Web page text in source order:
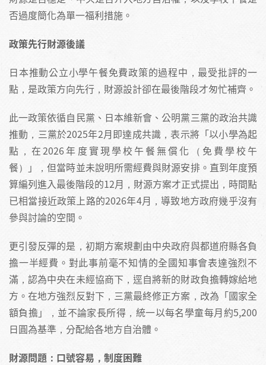
否過度簡化為單一福利措施。
政策先行財源後議
日本推動公立小學午餐免費政策的過程中，最受批評的一
點，是政策方向先行，財源設計卻在最後階段才匆忙補齊。
此一政策依循自民黨、日本維新會、公明黨三黨的政治共識
推動，三黨於2025年2月即達成共識，表示將「以小學為起
點，在2026年度實現學校午餐無償化（免費學校午
餐）」，但當時並未說明所需經費與財源安排。直到年度預
算編列進入最後階段的12月，財源方案才正式提出，時間點
已相當接近政策上路的2026年4月，導致地方政府幾乎沒有
參與討論的空間。
更引發反彈的是，初期方案規劃由中央政府與都道府縣各負
擔一半經費。對此事前毫不知情的全國知事會表達強烈不
滿，認為中央在未經協商下，逕自將新的財政負擔轉嫁給地
方。在地方強烈反對下，三黨最終修正方案，改為「國家全
額負擔」，並不論家長所得，統一以每名學童每月約5,200
日圓為基準，分配給各地方自治體。
財源問題：口號容易，制度困難